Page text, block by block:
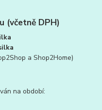
(včetně DPH)
a Shop2Home)
na období: